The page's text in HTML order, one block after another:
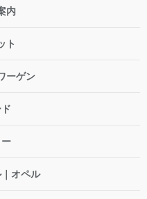
内
ト
ーゲン
オペル